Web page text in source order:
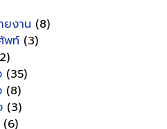
ยงาน (8)
พท์ (3)
(35)
(8)
(3)
(6)